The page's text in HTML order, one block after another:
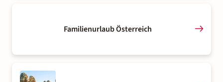
Familienurlaub Österreich